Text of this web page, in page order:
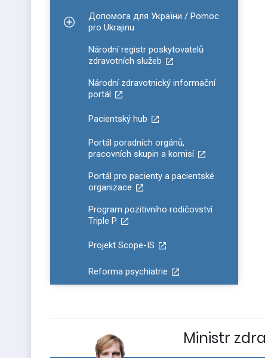
Zobrazit podmenu pro Допомога для України /
Допомога для України / Pomoc
pro Ukrajinu
Národní registr poskytovatelů
zdravotních služeb
Národní zdravotnický informační
portál
Pacientský hub
Portál poradních orgánů,
pracovních skupin a komisí
Portál pro pacienty a pacientské
organizace
Program pozitivního rodičovství
Triple P
Projekt Scope-IS
Reforma psychiatrie
Ministr